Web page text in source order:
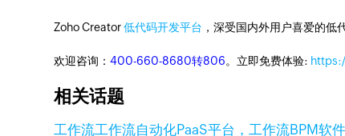
Zoho Creator低代码开发平台 ，深受国内外用户喜爱的低
欢迎咨询：400-660-8680转806。立即免费体验:
相关话题
工作流工作流自动化PaaS平台，工作流BPM软件